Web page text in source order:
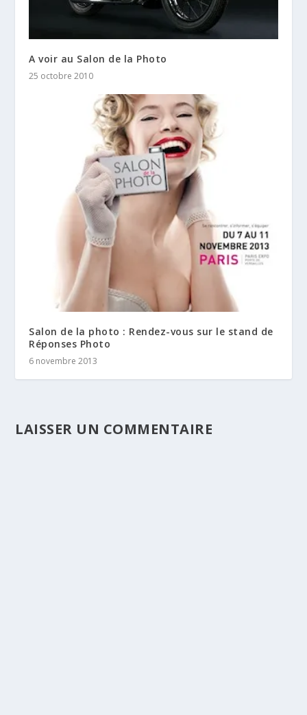
A voir au Salon de la Photo
25 octobre 2010
Salon de la photo : Rendez-vous sur le stand de
Réponses Photo
6 novembre 2013
LAISSER UN COMMENTAIRE